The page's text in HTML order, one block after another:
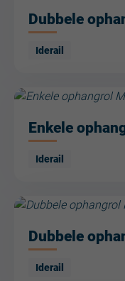
Dubbele
Iderail
Enkele
Iderail
Dubbele
Iderail